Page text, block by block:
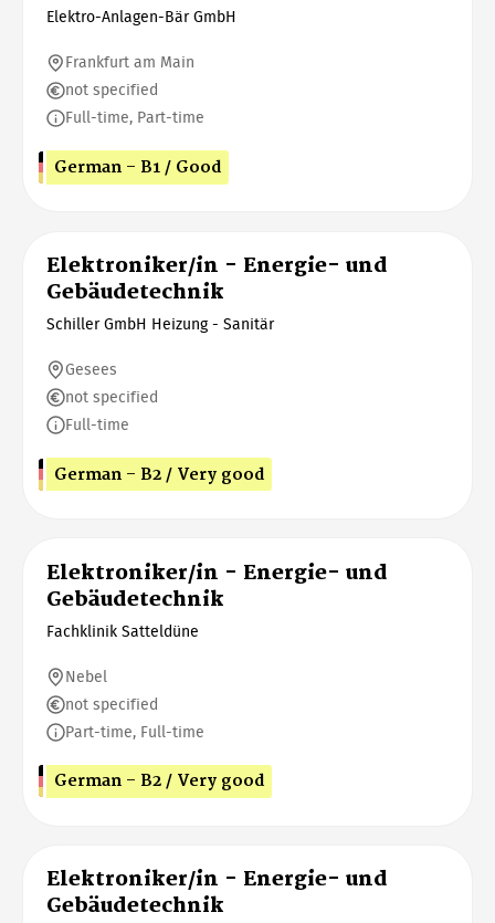
Elektro-Anlagen-Bär GmbH
Frankfurt am Main
not specified
Full-time, Part-time
German - B1 / Good
Elektroniker/in - Energie- und
Gebäudetechnik
Schiller GmbH Heizung - Sanitär
Gesees
not specified
Full-time
German - B2 / Very good
Elektroniker/in - Energie- und
Gebäudetechnik
Fachklinik Satteldüne
Nebel
not specified
Part-time, Full-time
German - B2 / Very good
Elektroniker/in - Energie- und
Gebäudetechnik